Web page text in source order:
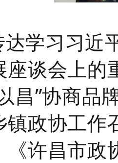
达学习习近
座谈会上的
昌”协商品
镇政协工作
《许昌市政